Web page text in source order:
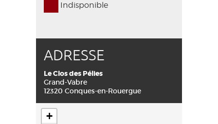
Indisponible
ADRESSE
Le Clos des Pélies
Grand-Vabre
12320 Conques-en-Rouergue
+